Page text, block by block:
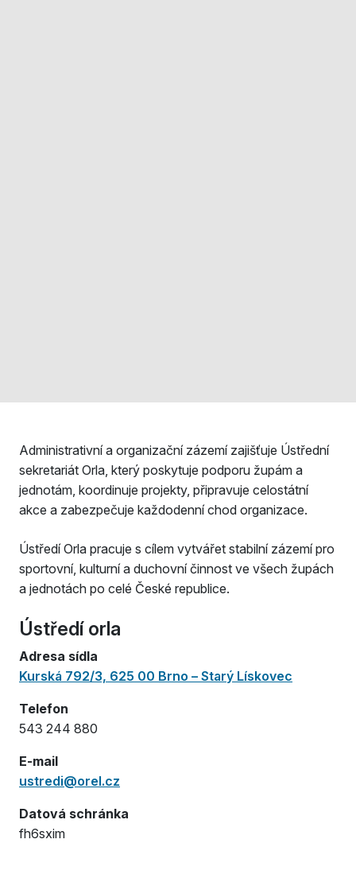
Administrativní a organizační zázemí zajišťuje Ústřední
sekretariát Orla, který poskytuje podporu župám a
jednotám, koordinuje projekty, připravuje celostátní
akce a zabezpečuje každodenní chod organizace.
Ústředí Orla pracuje s cílem vytvářet stabilní zázemí pro
sportovní, kulturní a duchovní činnost ve všech župách
a jednotách po celé České republice.
Ústředí orla
Adresa sídla
Kurská 792/3, 625 00 Brno – Starý Lískovec
Telefon
543 244 880
E-mail
ustredi@orel.cz
Datová schránka
fh6sxim